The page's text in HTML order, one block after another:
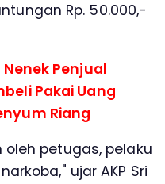
Rp. 50.000,-
Penjual
Pakai Uang
Riang
petugas, pelaku
ujar AKP Sri